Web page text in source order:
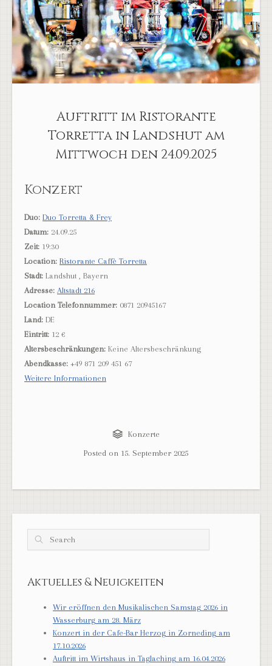
Auftritt im Ristorante
Torretta in Landshut am
Mittwoch den 24.09.2025
Konzert
Duo: Duo Torretta & Frey
Datum: 24.09.25
Zeit: 19:30
Location: Ristorante Caffè Torretta
Stadt: Landshut , Bayern
Adresse: Altstadt 216
Location Telefonnummer: 0871 20945167
Land: DE
Eintritt: 12 €
Altersbeschränkungen: Keine Altersbeschränkung
Abendkasse: +49 871 209 451 67
Weitere Informationen
Konzerte
Posted on 15. September 2025
Search
Aktuelles & Neuigkeiten
Wir eröffnen den Musikalischen Samstag 2026 in
Wasserburg am 28. März
Konzert in der Cafe-Bar Herzog in Zorneding am
17.10.2026
Auftritt im Wirtshaus in Taglaching am 16.04.2026